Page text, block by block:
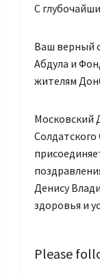
С
Ваш верный
Абдула и
жителям
Московский
Денису
здоровья и
Please